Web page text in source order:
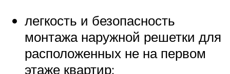
легкость и безопасность
монтажа наружной решетки для
расположенных не на первом
этаже квартир;